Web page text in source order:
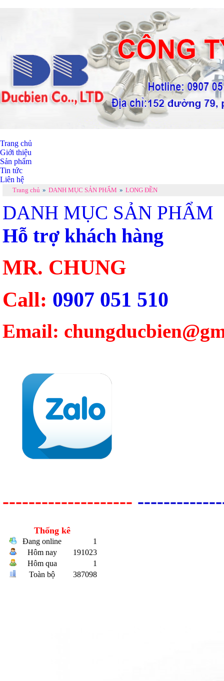
Trang chủ
Giới thiệu
Sản phẩm
Tin tức
Liên hệ
Trang chủ » DANH MỤC SẢN PHẨM » LONG ĐỀN
DANH MỤC SẢN PHẨM
Hỗ trợ khách hàng
MR. CHUNG
Call: 0907 051 510
Email:
--------------------
Thống kê
Đang online
1
Hôm nay
191023
Hôm qua
1
Toàn bộ
387098